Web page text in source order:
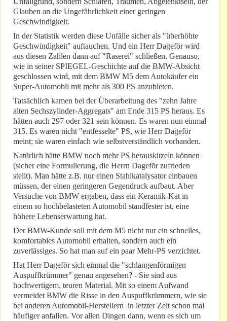
Glauben an die Ungefährlichkeit einer geringen
Geschwindigkeit.
In der Statistik werden diese Unfälle sicher als "überhöhte
Geschwindigkeit" auftauchen. Und ein Herr Dageför wird
aus diesen Zahlen dann auf "Raserei" schließen. Genauso,
wie in seiner SPIEGEL-Geschichte auf die BMW-Absicht
geschlossen wird, mit dem BMW M5 dem Autokäufer ein
Super-Automobil mit mehr als 300 PS anzubieten.
Tatsächlich kamen bei der Überarbeitung des "zehn Jahre
alten Sechszylinder-Aggregats" am Ende 315 PS heraus. Es
hätten auch 297 oder 321 sein können. Es waren nun einmal
315. Es waren nicht "entfesselte" PS, wie Herr Dageför
meint; sie waren einfach wie selbstverständlich vorhanden.
Natürlich hätte BMW noch mehr PS herauskitzeln können
(sicher eine Formulierung, die Herrn Dageför zufrieden
stellt). Man hätte z.B. nur einen Stahlkatalysator einbauen
müssen, der einen geringeren Gegendruck aufbaut. Aber
Versuche von BMW ergaben, dass ein Keramik-Kat in
einem so hochbelasteten Automobil standfester ist, eine
höhere Lebenserwartung hat.
Der BMW-Kunde soll mit dem M5 nicht nur ein schnelles,
komfortables Automobil erhalten, sondern auch ein
zuverlässiges. So hat man auf ein paar Mehr-PS verzichtet.
Hat Herr Dageför sich einmal die "schlangenförmigen
Auspuffkrümmer" genau angesehen? - Sie sind aus
hochwertigem, teuren Material. Mit so einem Aufwand
vermeidet BMW die Risse in den Auspuffkrümmern, wie sie
bei anderen Automobil-Herstellern in letzter Zeit schon mal
häufiger anfallen. Vor allen Dingen dann, wenn es sich um